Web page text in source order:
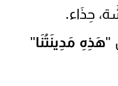
حِذَاء.
"هَذِهِ مَدِينَتُنَا"